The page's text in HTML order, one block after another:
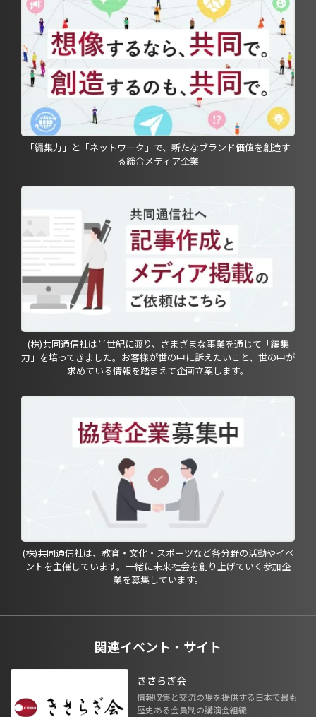
「編集力」と「ネットワーク」で、新たなブランド価値を創造す
る総合メディア企業
(株)共同通信社は半世紀に渡り、さまざまな事業を通じて「編集
力」を培ってきました。お客様が世の中に訴えたいこと、世の中が
求めている情報を踏まえて企画立案します。
(株)共同通信社は、教育・文化・スポーツなど各分野の活動やイベ
ントを主催しています。一緒に未来社会を創り上げていく参加企
業を募集しています。
関連イベント・サイト
きさらぎ会
情報収集と交流の場を提供する日本で最も
歴史ある会員制の講演会組織